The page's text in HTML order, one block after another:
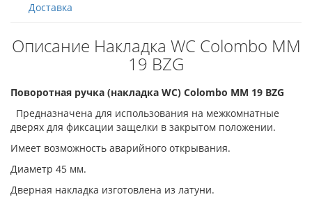
Доставка
Описание Накладка WC Colombo MM
19 BZG
Поворотная ручка (накладка WC) Colombo MM 19 BZG
Предназначена для использования на межкомнатные
дверях для фиксации защелки в закрытом положении.
Имеет возможность аварийного открывания.
Диаметр 45 мм.
Дверная накладка изготовлена из латуни.